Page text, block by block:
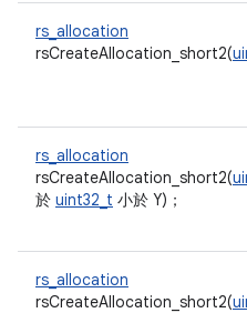
rs_allocation
rsCreateAllocation_short2(
rs_allocation
rsCreateAllocation_short2(
於 uint32_t 小於 Y)；
rs_allocation
rsCreateAllocation_short2(